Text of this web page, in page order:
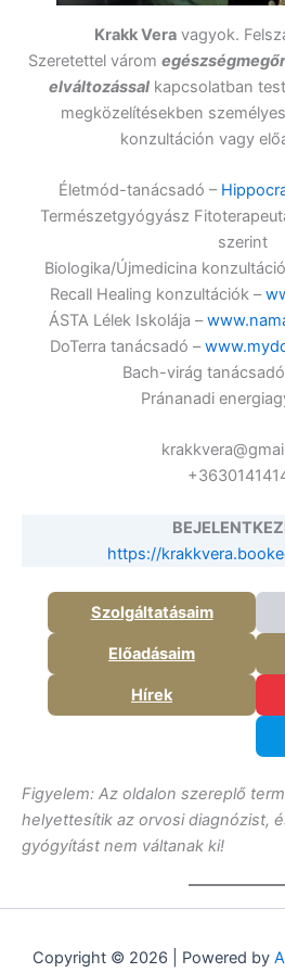
Krakk Vera vagyok.
Szeretettel várom
elváltozással kapcsolatban
megközelítésekben
konzultáción vagy
Életmód-tanácsadó –
Természetgyógyász
szerint
Biologika/Újmedicina
Recall Healing konzultációk –
ÁSTA Lélek Iskolája –
DoTerra tanácsadó –
Bach-virág
Pránanadi
https://
Szolgáltatásaim
Előadásaim
Hírek
Figyelem: Az oldalon szereplő
helyettesítik az orvosi diagnózist,
gyógyítást nem váltanak ki!
Copyright © 2026 | Powered by